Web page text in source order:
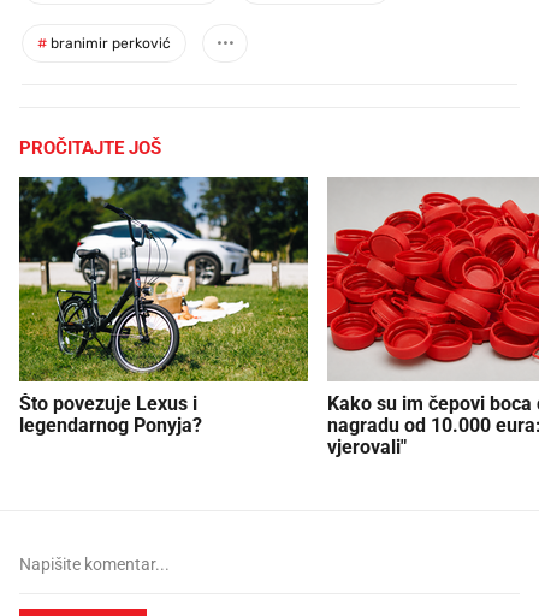
# branimir perković
PROČITAJTE JOŠ
Što povezuje Lexus i
legendarnog Ponyja?
Kako su im čepovi boca
nagradu od 10.000
vjerovali"